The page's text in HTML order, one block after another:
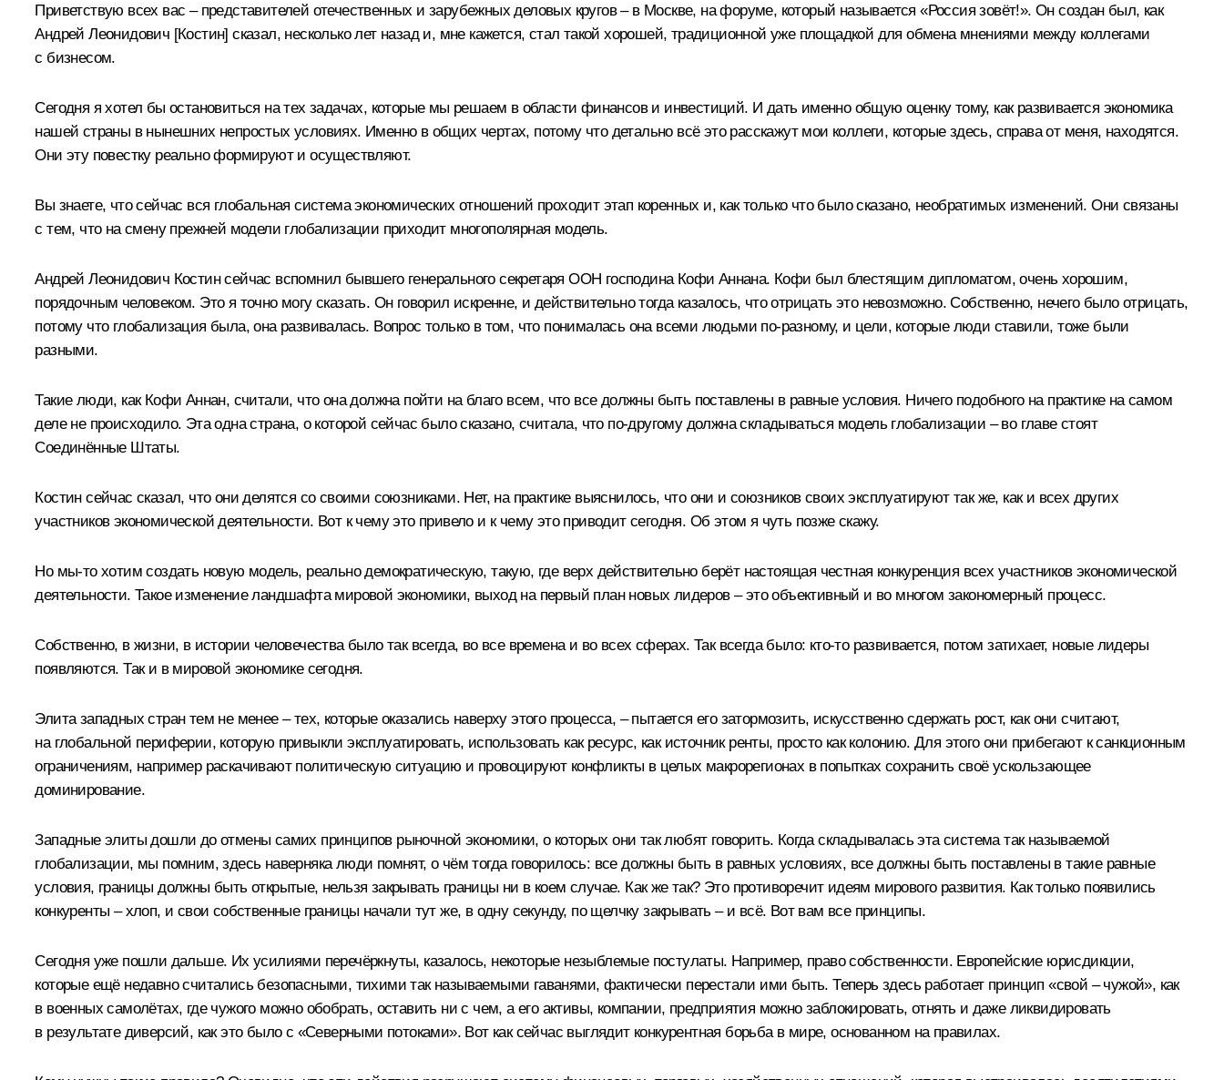
Приветствую всех вас – представителей отечественных и зарубежных деловых кругов – в Москве, на форуме, который называется «Россия зовёт!». Он создан был, как
Андрей Леонидович [Костин] сказал, несколько лет назад и, мне кажется, стал такой хорошей, традиционной уже площадкой для обмена мнениями между коллегами
с бизнесом.
Сегодня я хотел бы остановиться на тех задачах, которые мы решаем в области финансов и инвестиций. И дать именно общую оценку тому, как развивается экономика
нашей страны в нынешних непростых условиях. Именно в общих чертах, потому что детально всё это расскажут мои коллеги, которые здесь, справа от меня, находятся.
Они эту повестку реально формируют и осуществляют.
Вы знаете, что сейчас вся глобальная система экономических отношений проходит этап коренных и, как только что было сказано, необратимых изменений. Они связаны
с тем, что на смену прежней модели глобализации приходит многополярная модель.
Андрей Леонидович Костин сейчас вспомнил бывшего генерального секретаря ООН господина Кофи Аннана. Кофи был блестящим дипломатом, очень хорошим,
порядочным человеком. Это я точно могу сказать. Он говорил искренне, и действительно тогда казалось, что отрицать это невозможно. Собственно, нечего было отрицать,
потому что глобализация была, она развивалась. Вопрос только в том, что понималась она всеми людьми по-разному, и цели, которые люди ставили, тоже были
разными.
Такие люди, как Кофи Аннан, считали, что она должна пойти на благо всем, что все должны быть поставлены в равные условия. Ничего подобного на практике на самом
деле не происходило. Эта одна страна, о которой сейчас было сказано, считала, что по-другому должна складываться модель глобализации – во главе стоят
Соединённые Штаты.
Костин сейчас сказал, что они делятся со своими союзниками. Нет, на практике выяснилось, что они и союзников своих эксплуатируют так же, как и всех других
участников экономической деятельности. Вот к чему это привело и к чему это приводит сегодня. Об этом я чуть позже скажу.
Но мы-то хотим создать новую модель, реально демократическую, такую, где верх действительно берёт настоящая честная конкуренция всех участников экономической
деятельности. Такое изменение ландшафта мировой экономики, выход на первый план новых лидеров – это объективный и во многом закономерный процесс.
Собственно, в жизни, в истории человечества было так всегда, во все времена и во всех сферах. Так всегда было: кто-то развивается, потом затихает, новые лидеры
появляются. Так и в мировой экономике сегодня.
Элита западных стран тем не менее – тех, которые оказались наверху этого процесса, – пытается его затормозить, искусственно сдержать рост, как они считают,
на глобальной периферии, которую привыкли эксплуатировать, использовать как ресурс, как источник ренты, просто как колонию. Для этого они прибегают к санкционным
ограничениям, например раскачивают политическую ситуацию и провоцируют конфликты в целых макрорегионах в попытках сохранить своё ускользающее
доминирование.
Западные элиты дошли до отмены самих принципов рыночной экономики, о которых они так любят говорить. Когда складывалась эта система так называемой
глобализации, мы помним, здесь наверняка люди помнят, о чём тогда говорилось: все должны быть в равных условиях, все должны быть поставлены в такие равные
условия, границы должны быть открытые, нельзя закрывать границы ни в коем случае. Как же так? Это противоречит идеям мирового развития. Как только появились
конкуренты – хлоп, и свои собственные границы начали тут же, в одну секунду, по щелчку закрывать – и всё. Вот вам все принципы.
Сегодня уже пошли дальше. Их усилиями перечёркнуты, казалось, некоторые незыблемые постулаты. Например, право собственности. Европейские юрисдикции,
которые ещё недавно считались безопасными, тихими так называемыми гаванями, фактически перестали ими быть. Теперь здесь работает принцип «свой – чужой», как
в военных самолётах, где чужого можно обобрать, оставить ни с чем, а его активы, компании, предприятия можно заблокировать, отнять и даже ликвидировать
в результате диверсий, как это было с «Северными потоками». Вот как сейчас выглядит конкурентная борьба в мире, основанном на правилах.